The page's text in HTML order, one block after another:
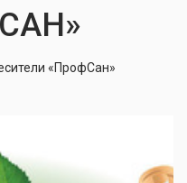
«ПрофСан»